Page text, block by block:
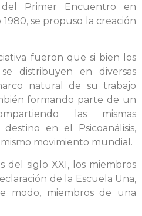
Primer Encuentro en
1980, se propuso la creación
fueron que si bien los
distribuyen en diversas
natural de su trabajo
formando parte de un
las mismas
en el Psicoanálisis,
movimiento mundial.
del siglo XXI, los miembros
de la Escuela Una,
modo, miembros de una